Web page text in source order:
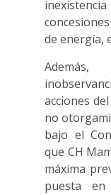
de energía,
acciones
no
bajo el
que CH
máxima
puesta